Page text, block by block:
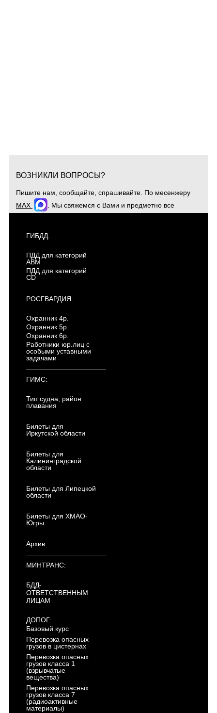
ВОЗНИКЛИ ВОПРОСЫ?
Пишите нам, сообщайте, спрашивайте. По месенжеру
MAX
. Мы свяжемся с Вами и предметно все
обсудим. Для оперативной связи звоните+7(904)4807943
ГИБДД:
ПДД для категорий
ABM
ПДД для категорий
CD
РОСГВАРДИЯ:
Охранник 4р.
Охранник 5р.
Охранник 6р.
Работники юр.лиц с
особыми уставными
задачами
ГИМС:
Тип судна, район
плавания
Билеты для
Иркутской области
Билеты для
Калининградской
области
Билеты для Липецкой
области
Билеты для ХМАО-
Югры
Архив
МИНТРАНС:
БДД-
ОТВЕТСТВЕННЫМ
ЛИЦАМ
ДОПОГ:
Базовый курс
Перевозка опасных
грузов в цистернах
Перевозка опасных
грузов класса 1
(взрывчатые
вещества)
Перевозка опасных
грузов класса 7
(радиоактивные
материалы)